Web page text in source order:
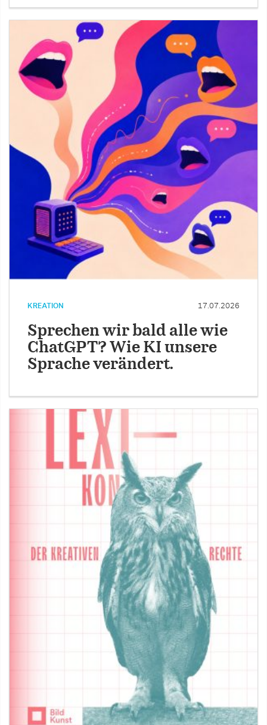
KREATION 17.07.2026
Sprechen wir bald alle wie
ChatGPT? Wie KI unsere
Sprache verändert.